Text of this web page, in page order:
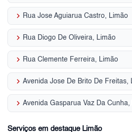
keyboard_arrow_right Rua Jose Aguiarua Castro, Limão
keyboard_arrow_right Rua Diogo De Oliveira, Limão
keyboard_arrow_right Rua Clemente Ferreira, Limão
keyboard_arrow_right Avenida Jose De Brito De Freitas,
keyboard_arrow_right Avenida Gasparua Vaz Da Cunha,
Serviços em destaque Limão